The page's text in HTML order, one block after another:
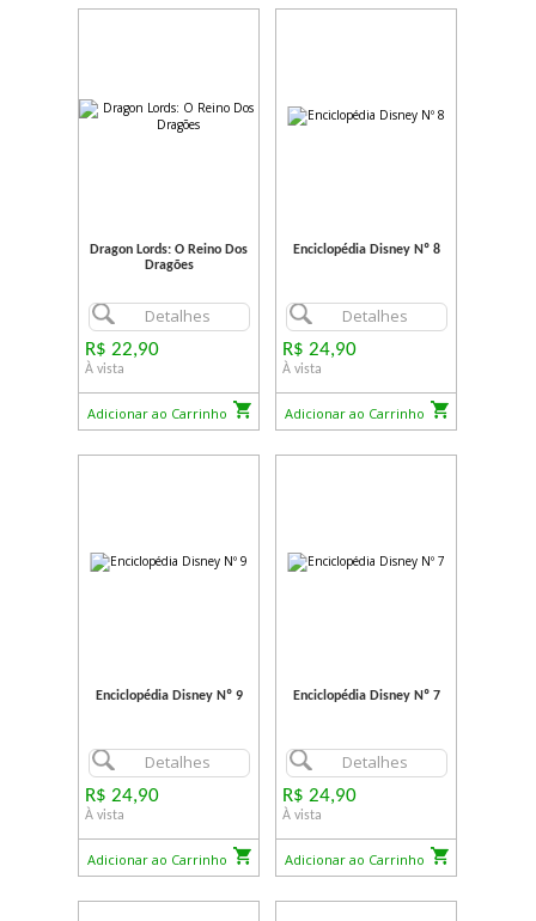
Dragon Lords: O Reino Dos
Dragões
Detalhes
R$ 22,90
À vista
Adicionar ao Carrinho
Enciclopédia Disney Nº 8
Detalhes
R$ 24,90
À vista
Adicionar ao Carrinho
Enciclopédia Disney Nº 9
Detalhes
R$ 24,90
À vista
Adicionar ao Carrinho
Enciclopédia Disney Nº 7
Detalhes
R$ 24,90
À vista
Adicionar ao Carrinho